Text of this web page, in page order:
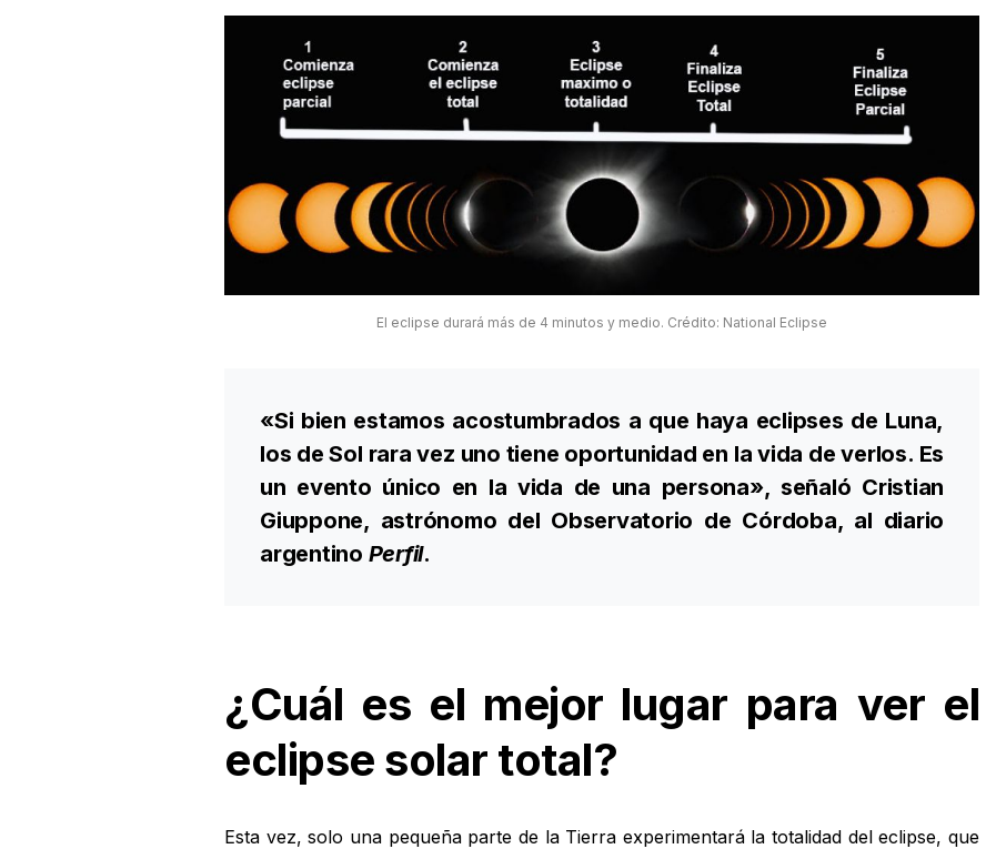
El eclipse durará más de 4 minutos y medio. Crédito: National Eclipse
«Si bien estamos acostumbrados a que haya eclipses de Luna,
los de Sol rara vez uno tiene oportunidad en la vida de verlos. Es
un evento único en la vida de una persona», señaló Cristian
Giuppone, astrónomo del Observatorio de Córdoba, al diario
argentino Perfil.
¿Cuál es el mejor lugar para ver el
eclipse solar total?
Esta vez, solo una pequeña parte de la Tierra experimentará la totalidad del eclipse, que